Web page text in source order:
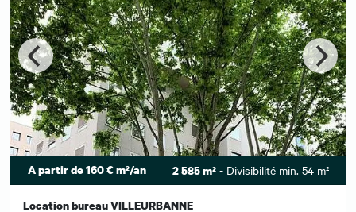
A partir de 160 € m²/an 2 585 m²- Divisibilité min. 54 m²
Location bureau VILLEURBANNE